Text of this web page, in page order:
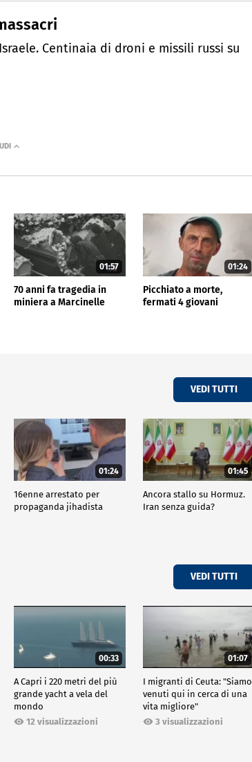
Centinaia di droni e missili russi su
01:57
70 anni fa tragedia in
miniera a Marcinelle
01:24
Picchiato a morte,
fermati 4 giovani
VEDI TUTTI
01:24
16enne arrestato per
propaganda jihadista
01:45
Ancora stallo su Hormuz.
Iran senza guida?
VEDI TUTTI
00:33
A Capri i 220 metri del più
grande yacht a vela del
mondo
12 visualizzazioni
01:07
I migranti di Ceuta: "Siamo
venuti qui in cerca di una
vita migliore"
3 visualizzazioni